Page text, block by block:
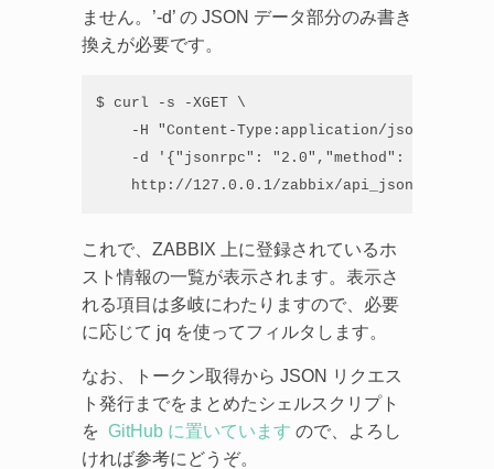
ません。’-d’ の JSON データ部分のみ書き
換えが必要です。
$ curl -s -XGET \
-H "Content-Type:application/json-rpc“ \
-d '{"jsonrpc": "2.0","method":
http://127.0.0.1/zabbix/
これで、ZABBIX 上に登録されているホ
スト情報の一覧が表示されます。表示さ
れる項目は多岐にわたりますので、必要
に応じて jq を使ってフィルタします。
なお、トークン取得から JSON リクエス
ト発行までをまとめたシェルスクリプト
を GitHub に置いています ので、よろし
ければ参考にどうぞ。